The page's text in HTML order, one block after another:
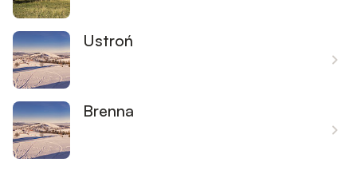
Ustroń
Brenna